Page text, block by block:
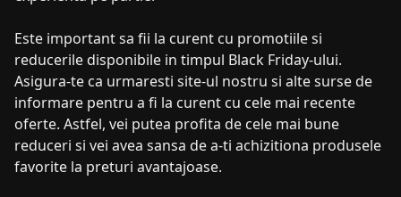
Este important sa fii la curent cu promotiile si
reducerile disponibile in timpul Black Friday-ului.
Asigura-te ca urmaresti site-ul nostru si alte surse de
informare pentru a fi la curent cu cele mai recente
oferte. Astfel, vei putea profita de cele mai bune
reduceri si vei avea sansa de a-ti achizitiona produsele
favorite la preturi avantajoase.